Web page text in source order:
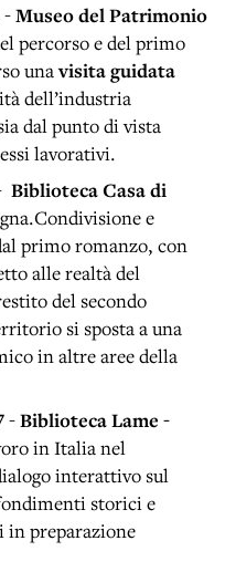
-Museo del Patrimonio
percorso e del primo
unavisita guidata
dell’industria
dal punto di vista
lavorativi.
Biblioteca Casa di
e
primo romanzo, con
alle realtà del
del secondo
si sposta a una
in altre aree della
-Biblioteca Lame -
in Italia nel
interattivo sul
storici e
preparazione